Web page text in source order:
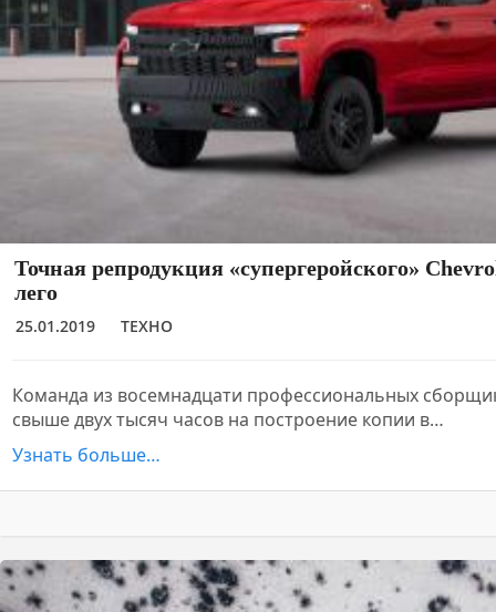
Точная репродукция «супергеройского»
лего
25.01.2019 ТЕХНО
Команда из восемнадцати профессиональных
свыше двух тысяч часов на построение копии в…
Узнать больше…